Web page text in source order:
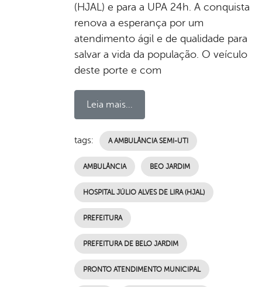
(HJAL) e para a UPA 24h. A conquista
renova a esperança por um
atendimento ágil e de qualidade para
salvar a vida da população. O veículo
deste porte e com
Leia mais...
tags: A AMBULÂNCIA SEMI-UTI
AMBULÂNCIA BEO JARDIM
HOSPITAL JÚLIO ALVES DE LIRA (HJAL)
PREFEITURA
PREFEITURA DE BELO JARDIM
PRONTO ATENDIMENTO MUNICIPAL